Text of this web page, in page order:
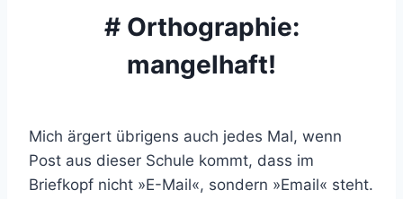
# Orthographie:
mangelhaft!
Mich ärgert übrigens auch jedes Mal, wenn
Post aus dieser Schule kommt, dass im
Briefkopf nicht »E-Mail«, sondern »Email« steht.